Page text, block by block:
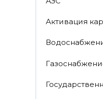
Активация